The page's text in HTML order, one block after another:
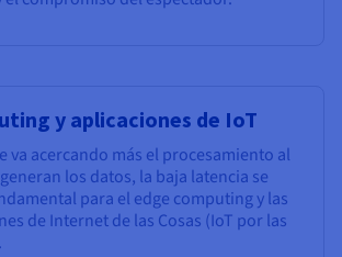
y aplicaciones de IoT
va acercando más el procesamiento al
los datos, la baja latencia se
para el edge computing y las
de Internet de las Cosas (IoT por las